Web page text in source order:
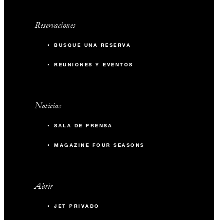
Reservaciones
BUSQUE UNA RESERVA
REUNIONES Y EVENTOS
Noticias
SALA DE PRENSA
MAGAZINE FOUR SEASONS
Abrir
JET PRIVADO